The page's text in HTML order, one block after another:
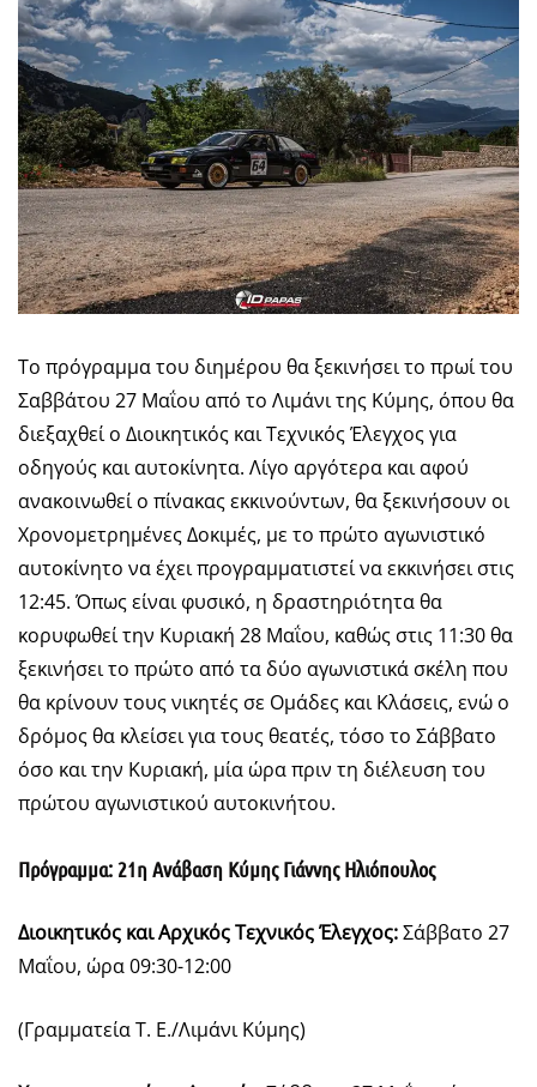
Το πρόγραμμα του διημέρου θα ξεκινήσει το πρωί του
Σαββάτου 27 Μαΐου από το Λιμάνι της Κύμης, όπου θα
διεξαχθεί ο Διοικητικός και Τεχνικός Έλεγχος για
οδηγούς και αυτοκίνητα. Λίγο αργότερα και αφού
ανακοινωθεί ο πίνακας εκκινούντων, θα ξεκινήσουν οι
Χρονομετρημένες Δοκιμές, με το πρώτο αγωνιστικό
αυτοκίνητο να έχει προγραμματιστεί να εκκινήσει στις
12:45. Όπως είναι φυσικό, η δραστηριότητα θα
κορυφωθεί την Κυριακή 28 Μαΐου, καθώς στις 11:30 θα
ξεκινήσει το πρώτο από τα δύο αγωνιστικά σκέλη που
θα κρίνουν τους νικητές σε Ομάδες και Κλάσεις, ενώ ο
δρόμος θα κλείσει για τους θεατές, τόσο το Σάββατο
όσο και την Κυριακή, μία ώρα πριν τη διέλευση του
πρώτου αγωνιστικού αυτοκινήτου.
Πρόγραμμα: 21η Ανάβαση Κύμης Γιάννης Ηλιόπουλος
Διοικητικός και Αρχικός Τεχνικός Έλεγχος:Σάββατο 27
Μαΐου, ώρα 09:30-12:00
(Γραμματεία Τ. Ε./Λιμάνι Κύμης)